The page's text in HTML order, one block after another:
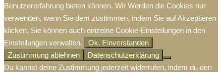
Benutzererfahrung bieten können. Wir Werden die Cookies nur
verwenden, wenn Sie dem zustimmen, indem Sie auf Akzeptieren
klicken. Sie können auch einzelne Cookie-Einstellungen in den
Einstellungen verwalten.
Ok. Einverstanden
Zustimmung ablehnen
Datenschutzerklärung
Du kannst deine Zustimmung jederzeit widerrufen, indem du den